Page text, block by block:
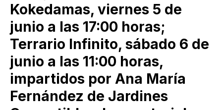
Kokedamas, viernes 5 de
junio a las 17:00 horas;
Terrario Infinito, sábado 6 de
junio a las 11:00 horas,
impartidos por Ana María
Fernández de Jardines